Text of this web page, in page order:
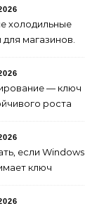
заранее
холодильные
магазинов.
— ключ
роста
если Windows
ключ